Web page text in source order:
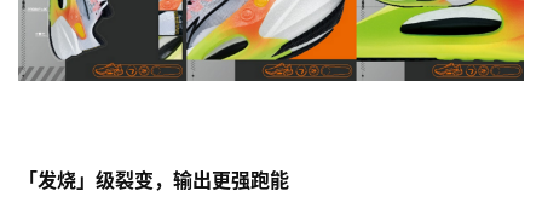
「发烧」级裂变，输出更强跑能